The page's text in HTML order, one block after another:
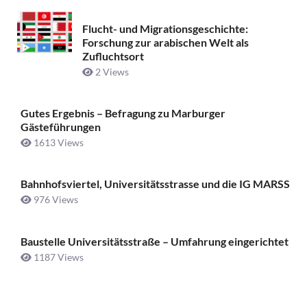
Flucht- und Migrationsgeschichte:
Forschung zur arabischen Welt als
Zufluchtsort
2 Views
Gutes Ergebnis – Befragung zu Marburger
Gästeführungen
1613 Views
Bahnhofsviertel, Universitätsstrasse und die IG MARSS
976 Views
Baustelle Universitätsstraße ­– Umfahrung eingerichtet
1187 Views